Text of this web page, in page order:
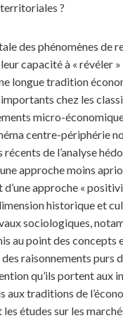
?
des phénomènes
capacité à « révéler
longue tradition
chez les
micro-
centre-périphérie
de l’analyse
approche moins
approche «
historique et
sociologiques,
au point des
raisonnements
qu’ils portent
traditions de
études sur les